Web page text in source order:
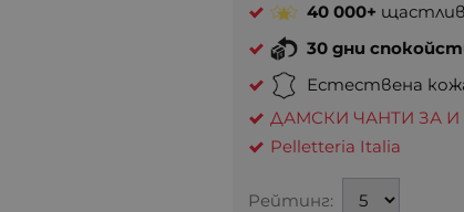
40 000+
30 дни
Естествена
ДАМСКИ ЧАНТИ ЗА
Pelletteria Italia
Рейтинг: